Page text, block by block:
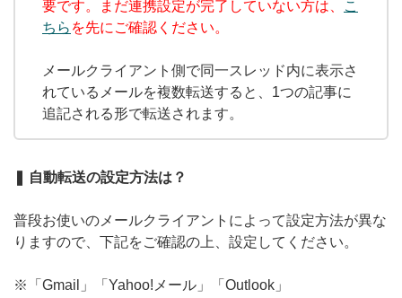
要です。まだ連携設定が完了していない方は、
こ
ちら を先にご確認ください。
メールクライアント側で同一スレッド内に表示さ
れているメールを複数転送すると、1つの記事に
追記される形で転送されます。
❚ 自動転送の設定方法は？
普段お使いのメールクライアントによって設定方法が異な
りますので、下記をご確認の上、設定してください。
※「Gmail」「Yahoo!メール」「Outlook」